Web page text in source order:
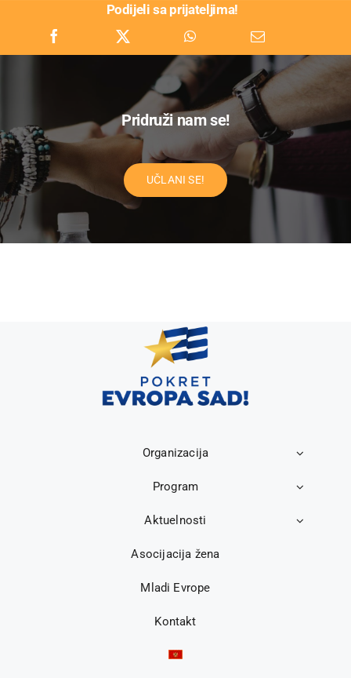
Podijeli sa prijateljima!
Pridruži nam se!
UČLANI SE!
Organizacija
Program
Aktuelnosti
Asocijacija žena
Mladi Evrope
Kontakt